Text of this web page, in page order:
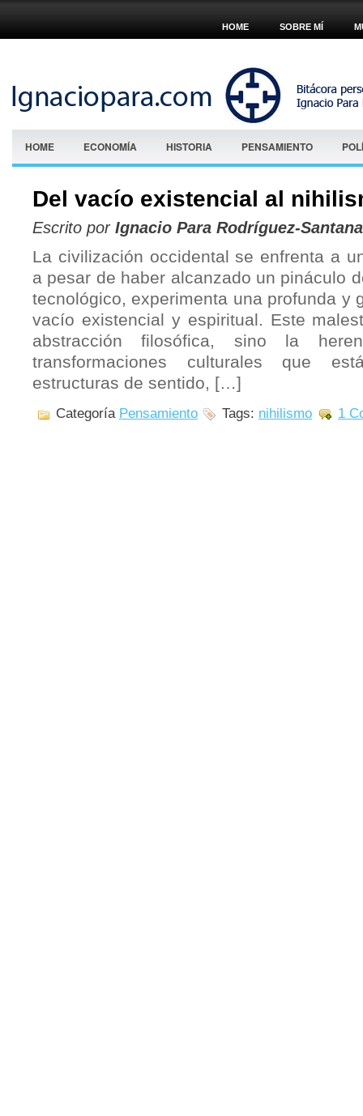
HOME SOBRE MÍ
HOME ECONOMÍA HISTORIA PENSAMIENTO
Del vacío existencial al
Escrito por Ignacio Para Rodríguez-Santana
La civilización occidental se enfrenta a
a pesar de haber alcanzado un pináculo
tecnológico, experimenta una profunda y
vacío existencial y espiritual. Este
abstracción filosófica, sino la
transformaciones culturales que
estructuras de sentido, […]
Categoría Pensamiento Tags: nihilismo 1